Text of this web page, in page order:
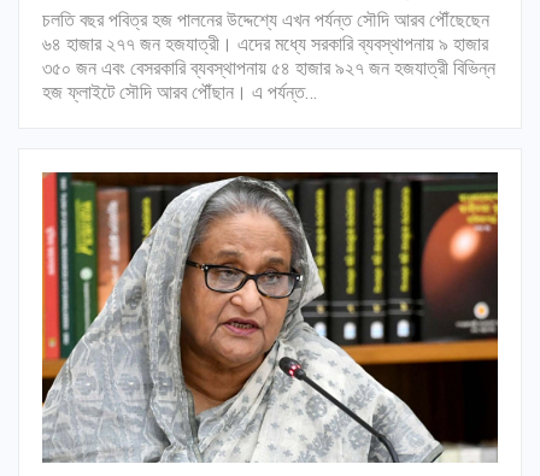
চলতি বছর পবিত্র হজ পালনের উদ্দেশ্যে এখন পর্যন্ত সৌদি আরব পৌঁছেছেন
৬৪ হাজার ২৭৭ জন হজযাত্রী। এদের মধ্যে সরকারি ব্যবস্থাপনায় ৯ হাজার
৩৫০ জন এবং বেসরকারি ব্যবস্থাপনায় ৫৪ হাজার ৯২৭ জন হজযাত্রী বিভিন্ন
হজ ফ্লাইটে সৌদি আরব পৌঁছান। এ পর্যন্ত…